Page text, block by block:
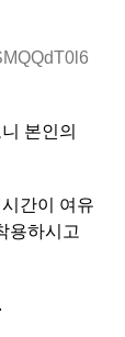
본인의
간이 여유
용하시고